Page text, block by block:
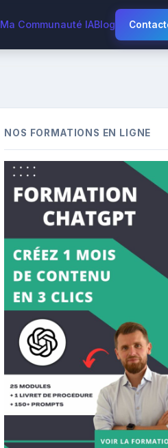
Ma Communauté IABlog
NOS FORMATIONS EN LIGNE